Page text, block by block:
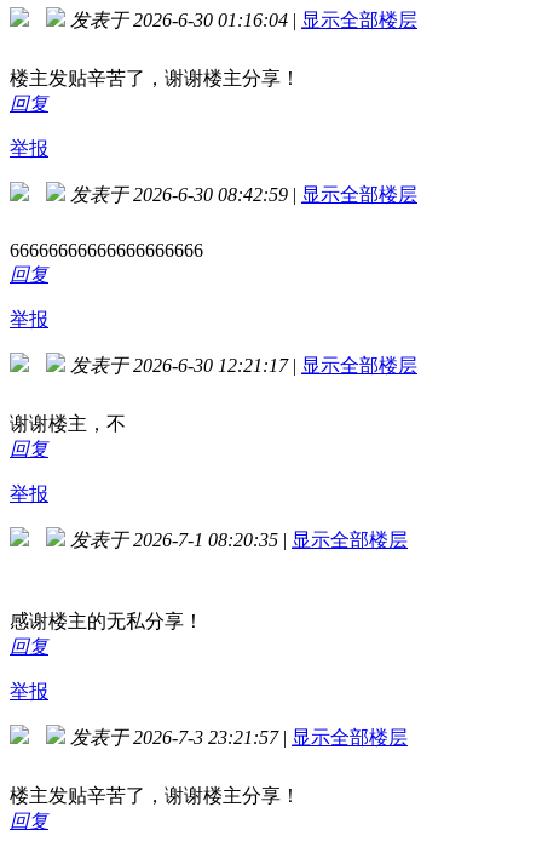
发表于 2026-6-30 01:16:04 | 显示全部楼层
楼主发贴辛苦了，谢谢楼主分享！
回复
举报
发表于 2026-6-30 08:42:59 | 显示全部楼层
66666666666666666666
回复
举报
发表于 2026-6-30 12:21:17 | 显示全部楼层
谢谢楼主，不
回复
举报
发表于 2026-7-1 08:20:35 | 显示全部楼层
感谢楼主的无私分享！
回复
举报
发表于 2026-7-3 23:21:57 | 显示全部楼层
楼主发贴辛苦了，谢谢楼主分享！
回复